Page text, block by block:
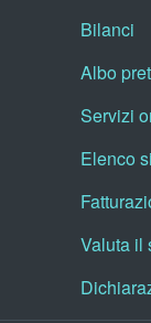
Bilanci
Albo
Servizi
Elenco
Valuta il